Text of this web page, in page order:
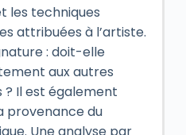
les techniques
attribuées à l’artiste.
: doit-elle
aux autres
Il est également
provenance du